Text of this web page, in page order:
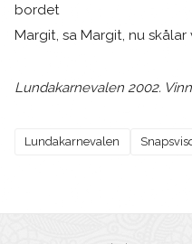
bordet
Margit, sa Margit, nu skålar
Lundakarnevalen 2002.
Lundakarnevalen